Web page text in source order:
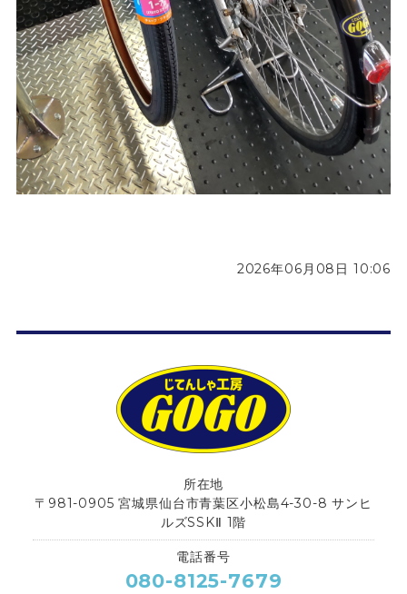
2026年06月08日 10:06
所在地
〒981-0905 宮城県仙台市青葉区小松島4-30-8 サンヒ
ルズSSKⅡ 1階
電話番号
080-8125-7679